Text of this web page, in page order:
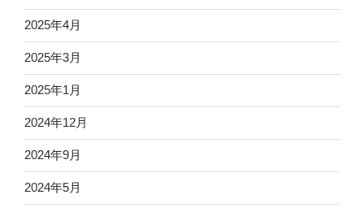
2025年4月
2025年3月
2025年1月
2024年12月
2024年9月
2024年5月